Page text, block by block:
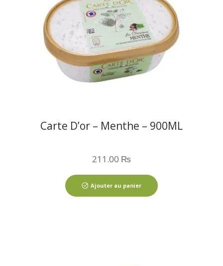
Carte D’or – Menthe – 900ML
211.00 ₨
Ajouter au panier